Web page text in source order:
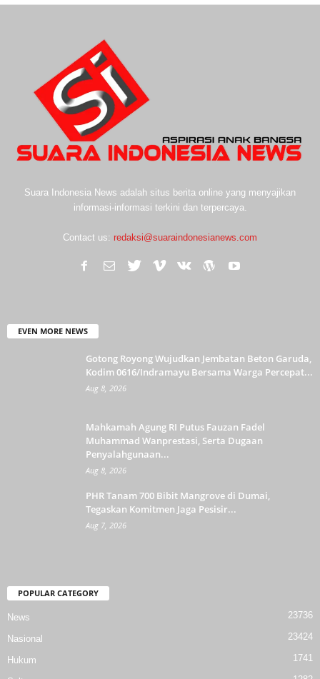
Suara Indonesia News adalah situs berita online yang menyajikan
informasi-informasi terkini dan terpercaya.
Contact us: redaksi@suaraindonesianews.com
EVEN MORE NEWS
Gotong Royong Wujudkan Jembatan Beton Garuda,
Kodim 0616/Indramayu Bersama Warga Percepat...
Aug 8, 2026
Mahkamah Agung RI Putus Fauzan Fadel
Muhammad Wanprestasi, Serta Dugaan
Penyalahgunaan...
Aug 8, 2026
PHR Tanam 700 Bibit Mangrove di Dumai,
Tegaskan Komitmen Jaga Pesisir...
Aug 7, 2026
POPULAR CATEGORY
News 23736
Nasional 23424
Hukum 1741